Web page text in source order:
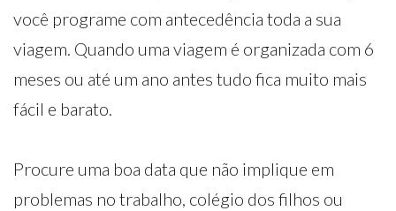
você programe com antecedência toda a sua
viagem. Quando uma viagem é organizada com 6
meses ou até um ano antes tudo fica muito mais
fácil e barato.
Procure uma boa data que não implique em
problemas no trabalho, colégio dos filhos ou